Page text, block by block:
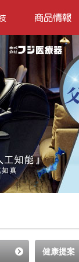
健康提案